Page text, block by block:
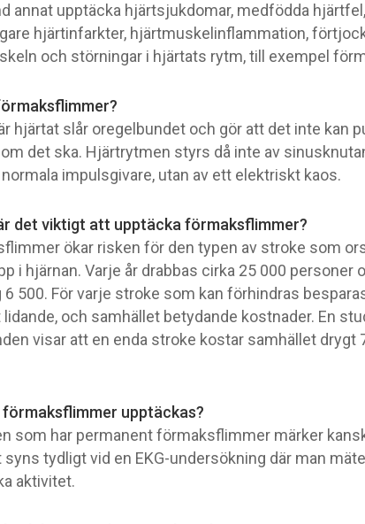
annat upptäcka hjärtsjukdomar, medfödda
hjärtinfarkter, hjärtmuskelinflammation,
och störningar i hjärtats rytm, till exempel
hjärtat slår oregelbundet och gör att det inte kan
det ska. Hjärtrytmen styrs då inte av
impulsgivare, utan av ett elektriskt kaos.
det viktigt att upptäcka förmaksflimmer?
ökar risken för den typen av stroke som
i hjärnan. Varje år drabbas cirka 25 000 personer
6 500. För varje stroke som kan förhindras
och samhället betydande kostnader. En
visar att en enda stroke kostar samhället drygt
förmaksflimmer upptäckas?
som har permanent förmaksflimmer märker
syns tydligt vid en EKG-undersökning där man
aktivitet.